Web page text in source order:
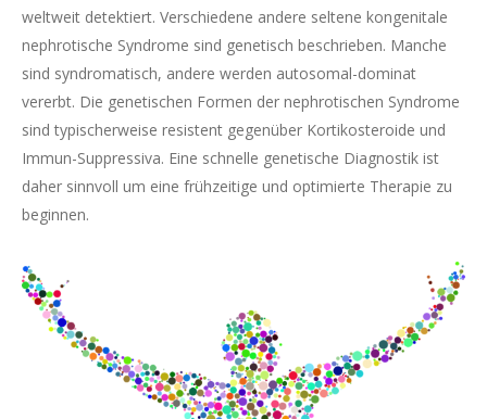
weltweit detektiert. Verschiedene andere seltene kongenitale
nephrotische Syndrome sind genetisch beschrieben. Manche
sind syndromatisch, andere werden autosomal-dominat
vererbt. Die genetischen Formen der nephrotischen Syndrome
sind typischerweise resistent gegenüber Kortikosteroide und
Immun-Suppressiva. Eine schnelle genetische Diagnostik ist
daher sinnvoll um eine frühzeitige und optimierte Therapie zu
beginnen.